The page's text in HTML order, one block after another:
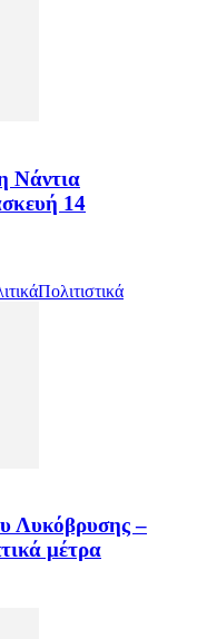
Νάντια
14
Πολιτιστικά
Λυκόβρυσης –
μέτρα